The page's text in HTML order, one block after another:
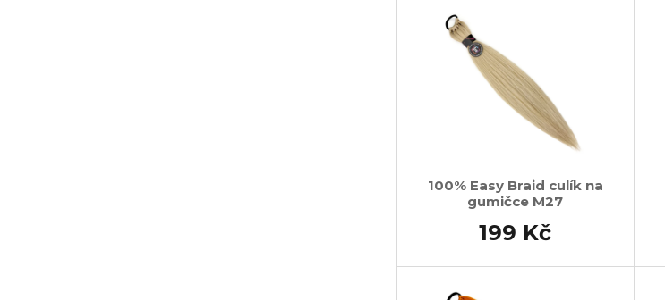
100% Easy Braid culík na
gumičce M27
199 Kč